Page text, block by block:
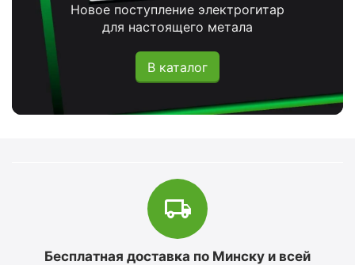
Новое поступление электрогитар
для настоящего метала
В каталог
Бесплатная доставка по Минску и всей